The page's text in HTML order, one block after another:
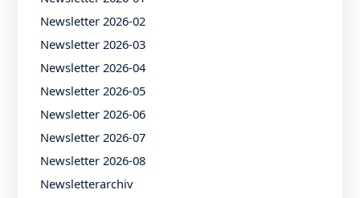
Newsletter 2026-02
Newsletter 2026-03
Newsletter 2026-04
Newsletter 2026-05
Newsletter 2026-06
Newsletter 2026-07
Newsletter 2026-08
Newsletterarchiv